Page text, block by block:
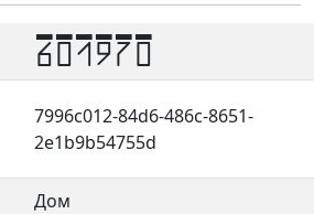
601970
7996c012-84d6-486c-8651-
2e1b9b54755d
Дом